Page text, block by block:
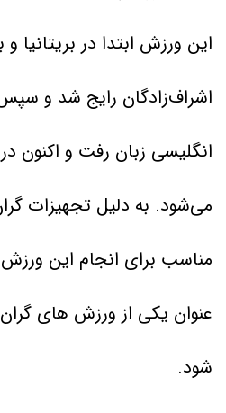
این ورزش ابتدا در بریتانیا
اشراف‌زادگان رایج شد و
انگلیسی زبان رفت و اکنون
می‌شود. به دلیل تجهیزات
مناسب برای انجام این
عنوان یکی از ورزش های
شود.